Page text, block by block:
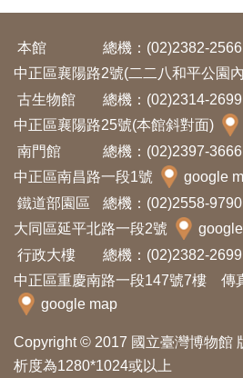
典
藏
研
究
便
民
服
務
政
府
公
本館 總機：(02)2382-2566
中正區襄陽路2號(二二八和平公園
古生物館
總機：(02)2314-2699
中正區襄陽路25號(本館斜對面)
南門館
總機：(02)2397-3666
中正區南昌路一段1號
google
鐵道部園區
總機：(02)2558-9790
大同區延平北路一段2號
行政大樓
總機：(02)2382-2699
中正區重慶南路一段147號7樓 傳
google map
Copyright © 2017 國立臺灣博物館
析度為1280*1024或以上